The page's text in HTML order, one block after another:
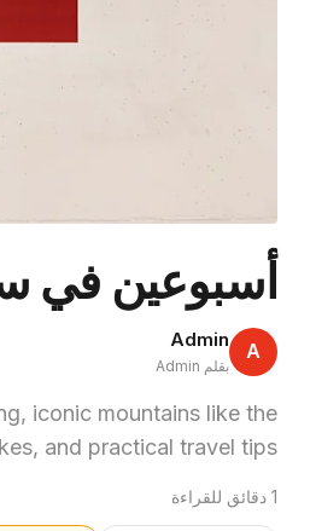
أسبوعين في
A
Admin
بقلم Admin
iconic mountains like the
and practical travel tips.
1 دقائق للقراءة